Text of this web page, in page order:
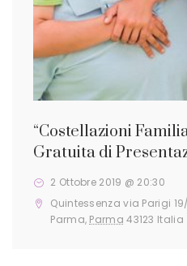
“Costellazioni
Gratuita di
2 Ottobre 2019 @ 20:30
Quintessenzavia Parigi
Parma, Parma 43123 Italia